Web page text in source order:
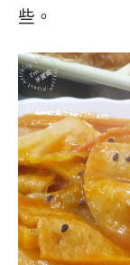
些。